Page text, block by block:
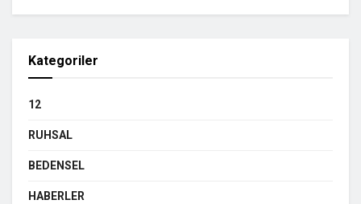
Kategoriler
12
RUHSAL
BEDENSEL
HABERLER